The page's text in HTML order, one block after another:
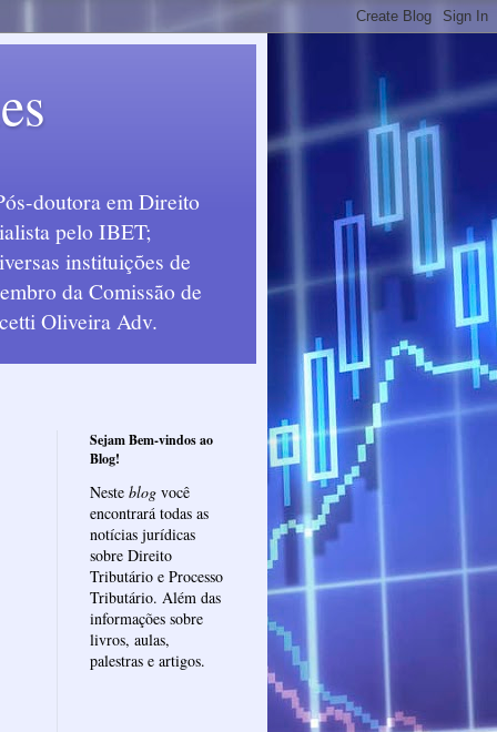
doutora em Direito
pelo IBET;
instituições de
da Comissão de
Oliveira Adv.
Sejam Bem-vindos ao
Blog!
Neste blog você
encontrará todas as
notícias jurídicas
sobre Direito
Tributário e Processo
Tributário. Além das
informações sobre
livros, aulas,
palestras e artigos.